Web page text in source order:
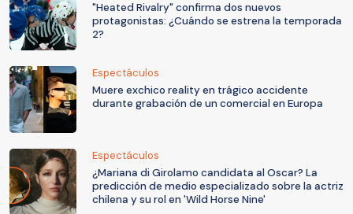
"Heated Rivalry" confirma dos nuevos
protagonistas: ¿Cuándo se estrena la temporada
2?
Espectáculos
Muere exchico reality en trágico accidente
durante grabación de un comercial en Europa
Espectáculos
¿Mariana di Girolamo candidata al Oscar? La
predicción de medio especializado sobre la actriz
chilena y su rol en 'Wild Horse Nine'